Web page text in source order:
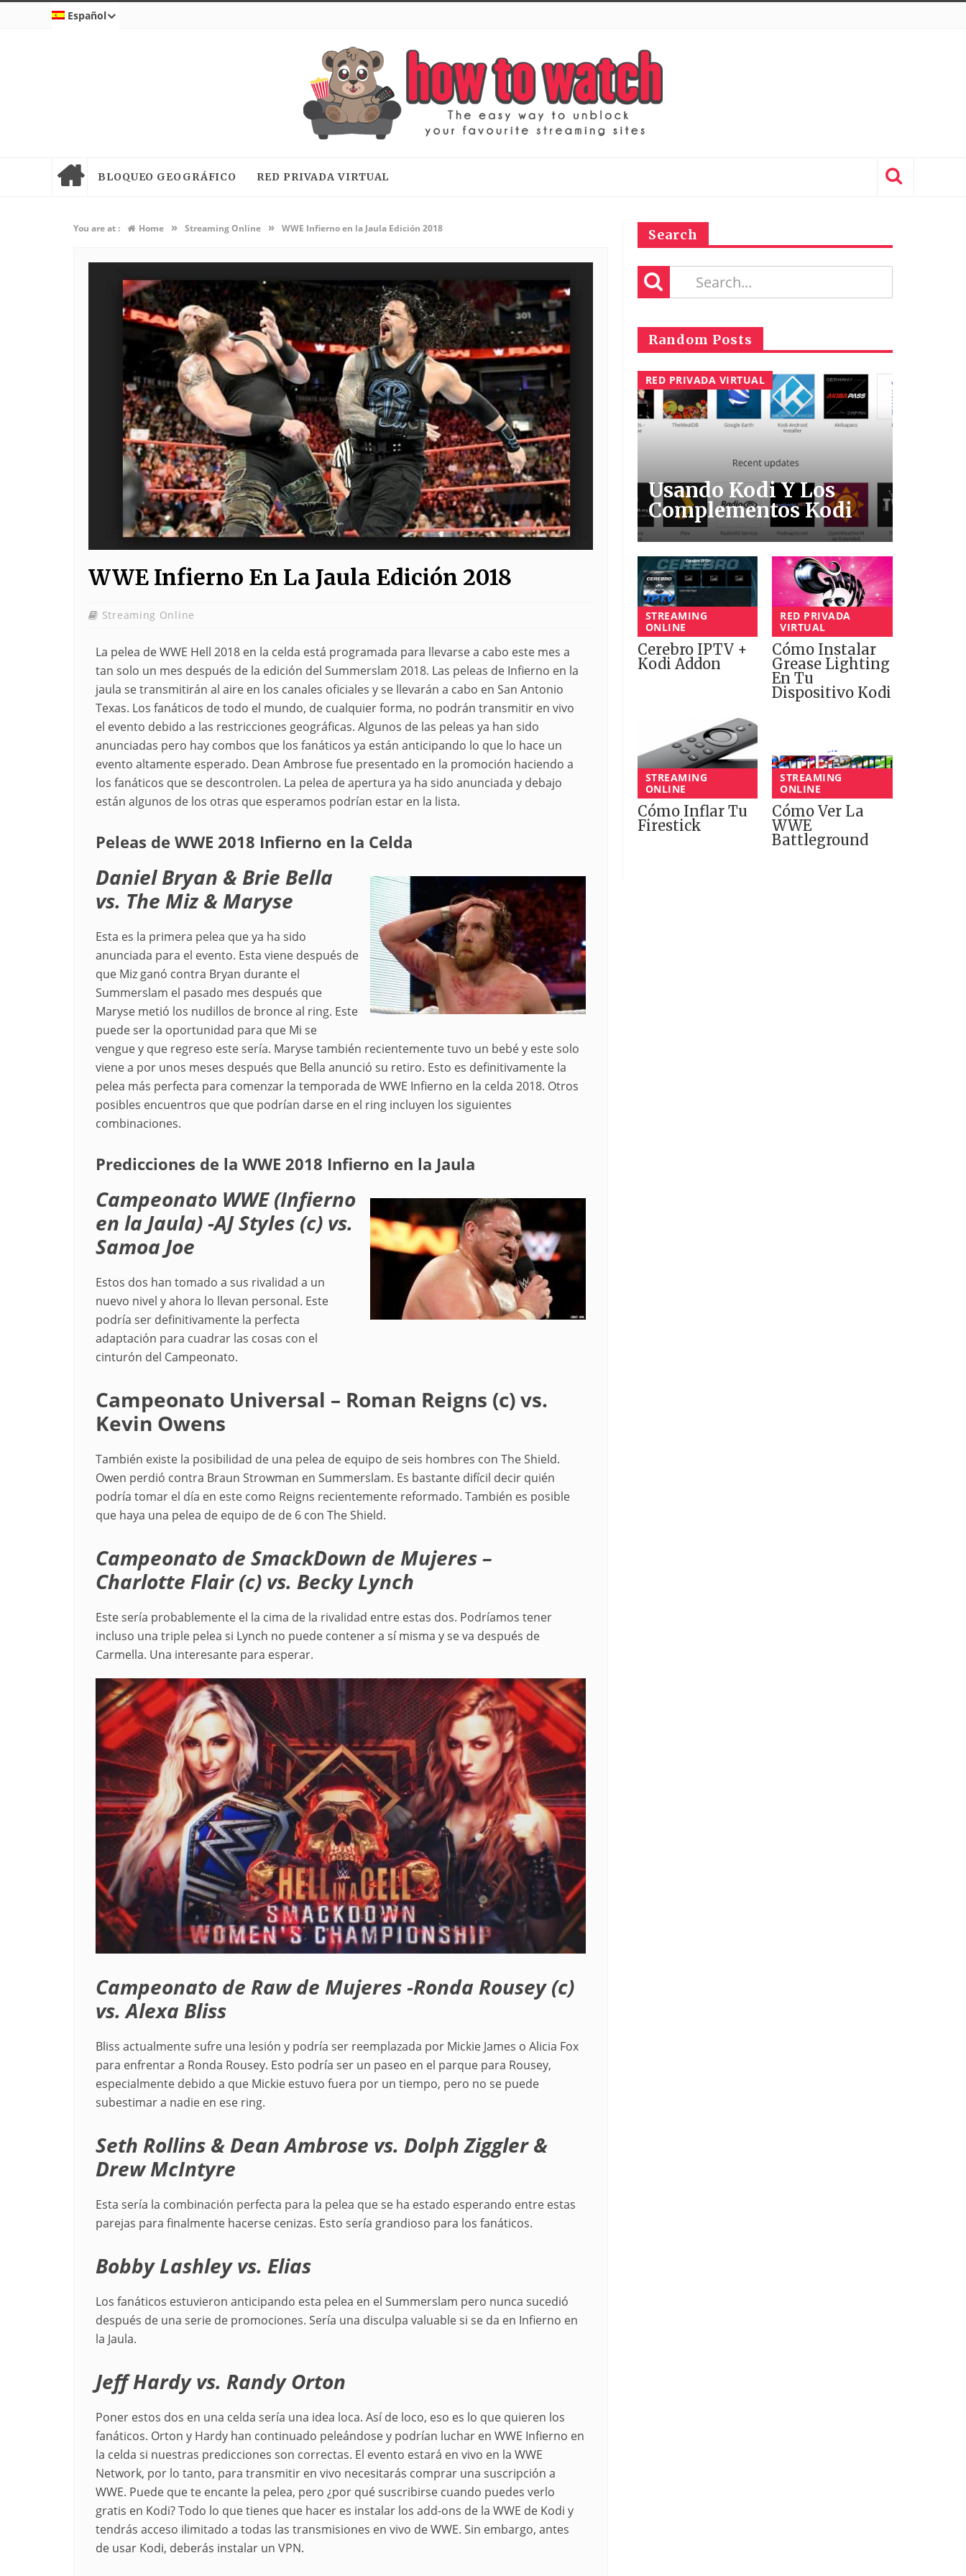
Español
BLOQUEO GEOGRÁFICO RED PRIVADA VIRTUAL
You are at : Home » Streaming Online » WWE Infierno en la Jaula Edición 2018
WWE Infierno En La Jaula Edición 2018
Streaming Online
La pelea de WWE Hell 2018 en la celda está programada para llevarse a cabo este mes a
tan solo un mes después de la edición del Summerslam 2018. Las peleas de Infierno en la
jaula se transmitirán al aire en los canales oficiales y se llevarán a cabo en San Antonio
Texas. Los fanáticos de todo el mundo, de cualquier forma, no podrán transmitir en vivo
el evento debido a las restricciones geográficas. Algunos de las peleas ya han sido
anunciadas pero hay combos que los fanáticos ya están anticipando lo que lo hace un
evento altamente esperado. Dean Ambrose fue presentado en la promoción haciendo a
los fanáticos que se descontrolen. La pelea de apertura ya ha sido anunciada y debajo
están algunos de los otras que esperamos podrían estar en la lista.
Peleas de WWE 2018 Infierno en la Celda
Daniel Bryan & Brie Bella
vs. The Miz & Maryse
Esta es la primera pelea que ya ha sido
anunciada para el evento. Esta viene después de
que Miz ganó contra Bryan durante el
Summerslam el pasado mes después que
Maryse metió los nudillos de bronce al ring. Este
puede ser la oportunidad para que Mi se
vengue y que regreso este sería. Maryse también recientemente tuvo un bebé y este solo
viene a por unos meses después que Bella anunció su retiro. Esto es definitivamente la
pelea más perfecta para comenzar la temporada de WWE Infierno en la celda 2018. Otros
posibles encuentros que que podrían darse en el ring incluyen los siguientes
combinaciones.
Predicciones de la WWE 2018 Infierno en la Jaula
Campeonato WWE (Infierno
en la Jaula) -AJ Styles (c) vs.
Samoa Joe
Estos dos han tomado a sus rivalidad a un
nuevo nivel y ahora lo llevan personal. Este
podría ser definitivamente la perfecta
adaptación para cuadrar las cosas con el
cinturón del Campeonato.
Campeonato Universal – Roman Reigns (c) vs.
Kevin Owens
También existe la posibilidad de una pelea de equipo de seis hombres con The Shield.
Owen perdió contra Braun Strowman en Summerslam. Es bastante difícil decir quién
podría tomar el día en este como Reigns recientemente reformado. También es posible
que haya una pelea de equipo de de 6 con The Shield.
Campeonato de SmackDown de Mujeres –
Charlotte Flair (c) vs. Becky Lynch
Este sería probablemente el la cima de la rivalidad entre estas dos. Podríamos tener
incluso una triple pelea si Lynch no puede contener a sí misma y se va después de
Carmella. Una interesante para esperar.
Campeonato de Raw de Mujeres -Ronda Rousey (c)
vs. Alexa Bliss
Bliss actualmente sufre una lesión y podría ser reemplazada por Mickie James o Alicia Fox
para enfrentar a Ronda Rousey. Esto podría ser un paseo en el parque para Rousey,
especialmente debido a que Mickie estuvo fuera por un tiempo, pero no se puede
subestimar a nadie en ese ring.
Seth Rollins & Dean Ambrose vs. Dolph Ziggler &
Drew McIntyre
Esta sería la combinación perfecta para la pelea que se ha estado esperando entre estas
parejas para finalmente hacerse cenizas. Esto sería grandioso para los fanáticos.
Bobby Lashley vs. Elias
Los fanáticos estuvieron anticipando esta pelea en el Summerslam pero nunca sucedió
después de una serie de promociones. Sería una disculpa valuable si se da en Infierno en
la Jaula.
Jeff Hardy vs. Randy Orton
Poner estos dos en una celda sería una idea loca. Así de loco, eso es lo que quieren los
fanáticos. Orton y Hardy han continuado peleándose y podrían luchar en WWE Infierno en
la celda si nuestras predicciones son correctas. El evento estará en vivo en la WWE
Network, por lo tanto, para transmitir en vivo necesitarás comprar una suscripción a
WWE. Puede que te encante la pelea, pero ¿por qué suscribirse cuando puedes verlo
gratis en Kodi? Todo lo que tienes que hacer es instalar los add-ons de la WWE de Kodi y
tendrás acceso ilimitado a todas las transmisiones en vivo de WWE. Sin embargo, antes
de usar Kodi, deberás instalar un VPN.
Search
Random Posts
RED PRIVADA VIRTUAL
Usando Kodi Y Los
Complementos Kodi
STREAMING
ONLINE
Cerebro IPTV +
Kodi Addon
RED PRIVADA
VIRTUAL
Cómo Instalar
Grease Lighting
En Tu
Dispositivo Kodi
STREAMING
ONLINE
Cómo Inflar Tu
Firestick
STREAMING
ONLINE
Cómo Ver La
WWE
Battleground